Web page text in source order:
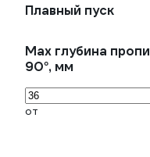
Плавный пуск
Max глубина
90°, мм
от